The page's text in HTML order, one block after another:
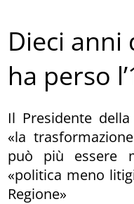
Dieci anni
ha perso
Il Presidente
«la
può più essere
«politica meno
Regione»